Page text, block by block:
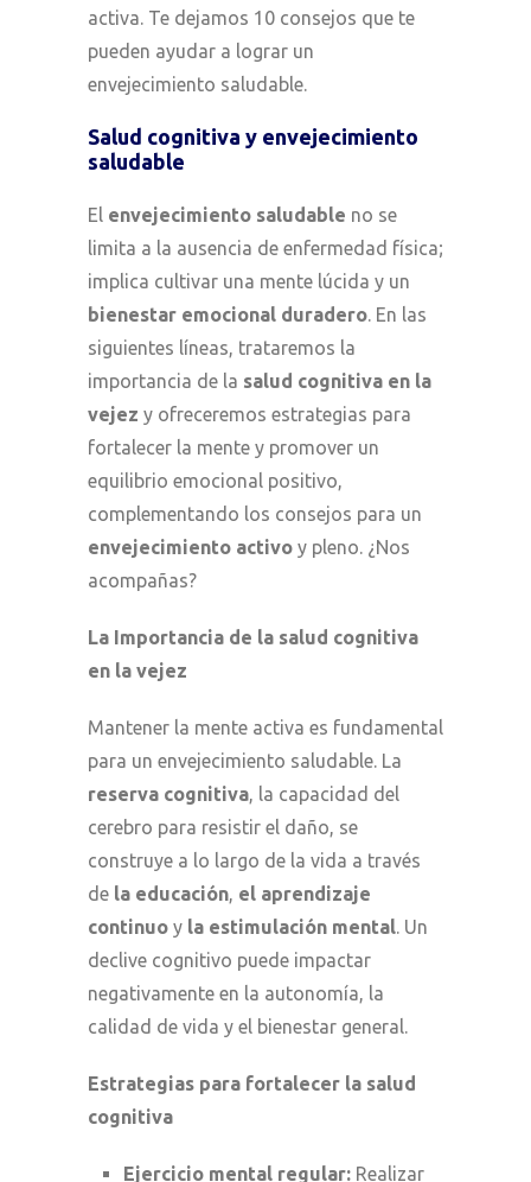
activa. Te dejamos 10 consejos que te
pueden ayudar a lograr un
envejecimiento saludable.
Salud cognitiva y envejecimiento
saludable
El envejecimiento saludable no se
limita a la ausencia de enfermedad física;
implica cultivar una mente lúcida y un
bienestar emocional duradero. En las
siguientes líneas, trataremos la
importancia de la salud cognitiva en la
vejez y ofreceremos estrategias para
fortalecer la mente y promover un
equilibrio emocional positivo,
complementando los consejos para un
envejecimiento activo y pleno. ¿Nos
acompañas?
La Importancia de la salud cognitiva
en la vejez
Mantener la mente activa es fundamental
para un envejecimiento saludable. La
reserva cognitiva, la capacidad del
cerebro para resistir el daño, se
construye a lo largo de la vida a través
de la educación, el aprendizaje
continuo y la estimulación mental. Un
declive cognitivo puede impactar
negativamente en la autonomía, la
calidad de vida y el bienestar general.
Estrategias para fortalecer la salud
cognitiva
Ejercicio mental regular: Realizar